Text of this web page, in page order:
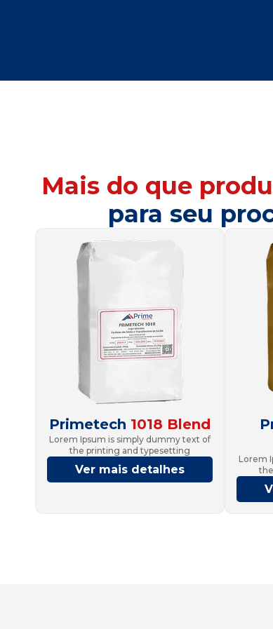
Mais do que
para seu
Primetech 1018 Blend
Lorem Ipsum is simply dummy text of
the printing and typesetting
Ver mais detalhes
Lorem